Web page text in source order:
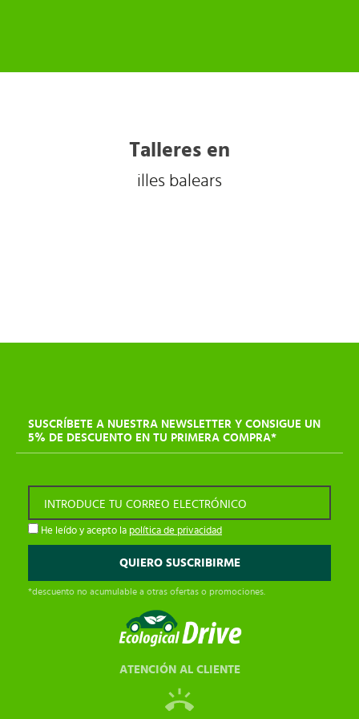
Talleres en
illes balears
SUSCRÍBETE A NUESTRA NEWSLETTER Y CONSIGUE UN
5% DE DESCUENTO EN TU PRIMERA COMPRA*
INTRODUCE TU CORREO ELECTRÓNICO
He leído y acepto la política de privacidad
*descuento no acumulable a otras ofertas o promociones.
ATENCIÓN AL CLIENTE